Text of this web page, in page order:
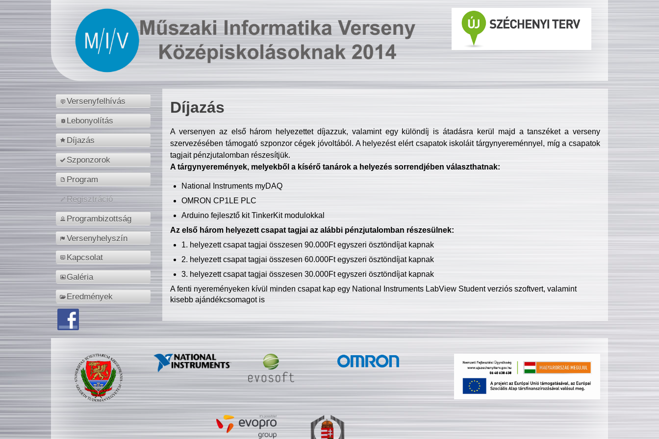
Versenyfelhívás
Lebonyolítás
Díjazás
Szponzorok
Program
Regisztráció
Programbizottság
Versenyhelyszín
Kapcsolat
Galéria
Eredmények
Díjazás
A versenyen az első három helyezettet díjazzuk, valamint egy különdíj is átadásra kerül majd a tanszéket a verseny
szervezésében támogató szponzor cégek jóvoltából. A helyezést elért csapatok iskoláit tárgynyereménnyel, míg a csapatok
tagjait pénzjutalomban részesítjük.
A tárgynyeremények, melyekből a kísérő tanárok a helyezés sorrendjében választhatnak:
National Instruments myDAQ
OMRON CP1LE PLC
Arduino fejlesztő kit TinkerKit modulokkal
Az első három helyezett csapat tagjai az alábbi pénzjutalomban részesülnek:
1. helyezett csapat tagjai összesen 90.000Ft egyszeri ösztöndíjat kapnak
2. helyezett csapat tagjai összesen 60.000Ft egyszeri ösztöndíjat kapnak
3. helyezett csapat tagjai összesen 30.000Ft egyszeri ösztöndíjat kapnak
A fenti nyereményeken kívül minden csapat kap egy National Instruments LabView Student verziós szoftvert, valamint
kisebb ajándékcsomagot is